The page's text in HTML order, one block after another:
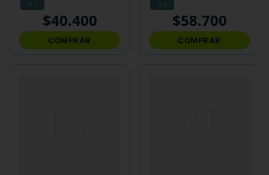
x 1
$40.400
COMPRAR
x 1
$58.700
COMPRAR